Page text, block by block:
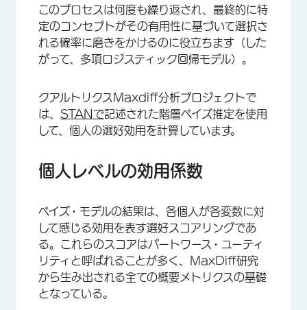
このプロセスは何度も繰り返され、最終的に特
定のコンセプトがその有用性に基づいて選択さ
れる確率に磨きをかけるのに役立ちます（した
がって、多項ロジスティック回帰モデル）。
クアルトリクスMaxdiff分析プロジェクトで
は、 STANで記述された階層ベイズ推定を使用
して、個人の選好効用を計算しています。
個人レベルの効用係数
ベイズ・モデルの結果は、各個人が各変数に対
して感じる効用を表す選好スコアリングであ
る。これらのスコアはパートワース・ユーティ
リティと呼ばれることが多く、MaxDiff研究
から生み出される全ての概要メトリクスの基礎
となっている。